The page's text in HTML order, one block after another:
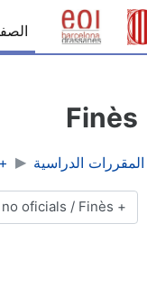
Finès
المقررات الدراسية + EOI
تصنيفات المقررات